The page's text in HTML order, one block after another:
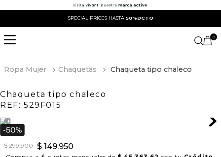
SPECIAL PRICES HASTA 50%DCTO
0
Ropa Mujer Chaquetas Chaqueta tipo chaleco
Chaqueta tipo chaleco
REF: 529F015
$ 299.900 $ 149.950